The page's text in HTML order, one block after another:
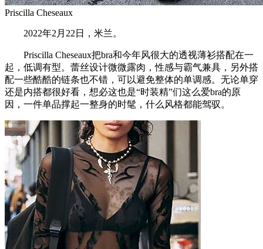
Priscilla Cheseaux
2022年2月22日，米兰。
Priscilla Cheseaux把bra和今年风很大的透视薄衫搭配在一
起，低调有型。蕾丝设计微微露肉，性感与霸气兼具，另外搭
配一些酷酷的链条也不错，可以避免整体的单调感。无论单穿
还是内搭都很好看，想必这也是“时装精”们这么爱bra的原
因，一件单品撑起一整身的时髦，什么风格都能驾驭。